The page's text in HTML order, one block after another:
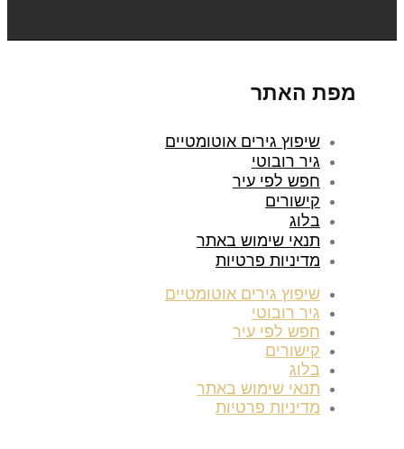
מפת האתר
שיפוץ גירים אוטומטיים
גיר רובוטי
חפש לפי עיר
קישורים
בלוג
תנאי שימוש באתר
מדיניות פרטיות
שיפוץ גירים אוטומטיים
גיר רובוטי
חפש לפי עיר
קישורים
בלוג
תנאי שימוש באתר
מדיניות פרטיות